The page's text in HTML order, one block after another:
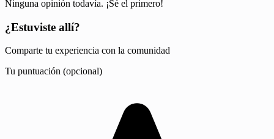
Ninguna opinión todavía. ¡Sé el primero!
¿Estuviste allí?
Comparte tu experiencia con la comunidad
Tu puntuación (opcional)